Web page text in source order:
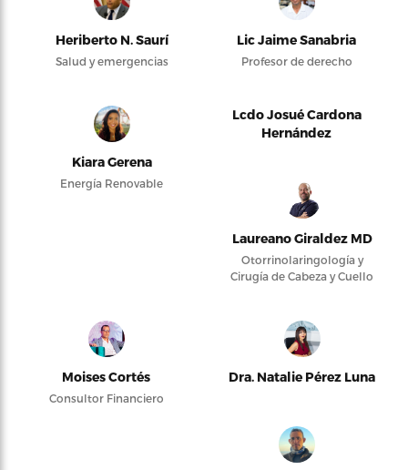
Heriberto N. Saurí
Salud y emergencias
Lic Jaime Sanabria
Profesor de derecho
Kiara Gerena
Energía Renovable
Lcdo Josué Cardona
Hernández
Laureano Giraldez MD
Otorrinolaringología y
Cirugía de Cabeza y Cuello
Moises Cortés
Consultor Financiero
Dra. Natalie Pérez Luna